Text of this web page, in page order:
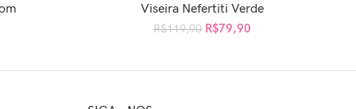
ADICIONAR AO CARRINHO
Viseira Nefertiti Verde
R$119,90 R$79,90